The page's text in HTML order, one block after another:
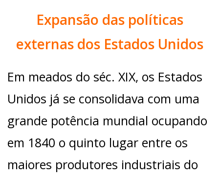
Expansão das políticas
externas dos Estados Unidos
Em meados do séc. XIX, os Estados
Unidos já se consolidava com uma
grande potência mundial ocupando
em 1840 o quinto lugar entre os
maiores produtores industriais do